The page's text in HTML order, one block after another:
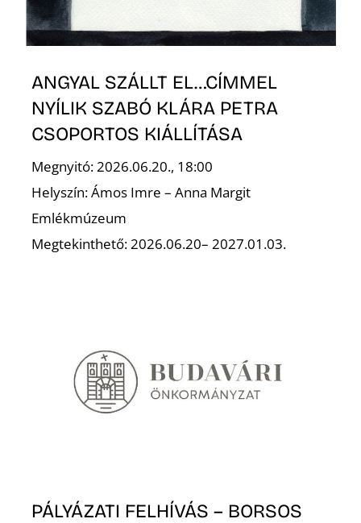
ANGYAL SZÁLLT EL…CÍMMEL
NYÍLIK SZABÓ KLÁRA PETRA
CSOPORTOS KIÁLLÍTÁSA
Megnyitó: 2026.06.20., 18:00
Helyszín: Ámos Imre – Anna Margit
Emlékmúzeum
Megtekinthető: 2026.06.20– 2027.01.03.
PÁLYÁZATI FELHÍVÁS – BORSOS